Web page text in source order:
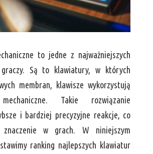
to jedne z najważniejszych
Są to klawiatury, w których
membran, klawisze wykorzystują
Takie rozwiązanie
i bardziej precyzyjne reakcje, co
znaczenie w grach. W niniejszym
ranking najlepszych klawiatur